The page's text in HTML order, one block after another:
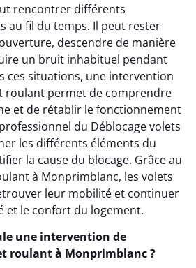
rencontrer différents
au fil du temps. Il peut rester
descendre de manière
un bruit inhabituel pendant
ces situations, une intervention
roulant permet de comprendre
et de rétablir le fonctionnement
du Déblocage volets
les différents éléments du
la cause du blocage. Grâce au
à Monprimblanc, les volets
leur mobilité et continuer
et le confort du logement.
une intervention de
roulant à Monprimblanc ?